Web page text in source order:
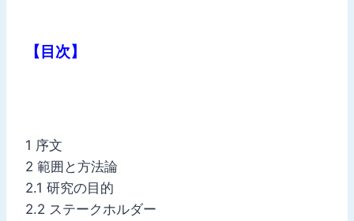
【目次】
1 序文
2 範囲と方法論
2.1 研究の目的
2.2 ステークホルダー